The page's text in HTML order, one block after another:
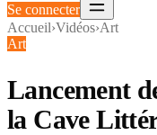
Se connecter
Accueil›Vidéos›Art
Art
Lancement
la Cave